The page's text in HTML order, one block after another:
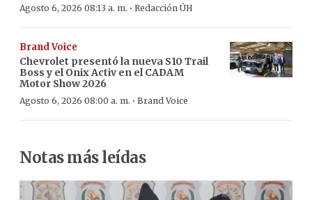
Agosto 6, 2026 08:13 a. m. · Redacción ÚH
Brand Voice
Chevrolet presentó la nueva S10 Trail
Boss y el Onix Activ en el CADAM
Motor Show 2026
Agosto 6, 2026 08:00 a. m. · Brand Voice
Notas más leídas